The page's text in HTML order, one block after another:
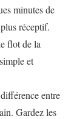
minutes de
réceptif.
flot de la
et
entre
Gardez les